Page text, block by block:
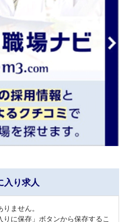
入り求人
ません。
に保存」ボタンから保存するこ